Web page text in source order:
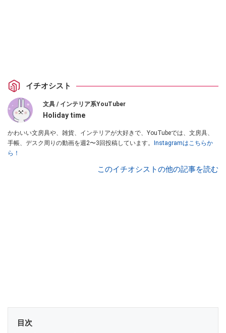
イチオシスト
文具 / インテリア系YouTuber
Holiday time
かわいい文房具や、雑貨、インテリアが大好きで、YouTubeでは、文房具、
手帳、デスク周りの動画を週2〜3回投稿しています。
Instagramはこちらか
ら！
このイチオシストの他の記事を読む
目次